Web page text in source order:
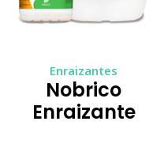
Enraizantes
Nobrico
Enraizante